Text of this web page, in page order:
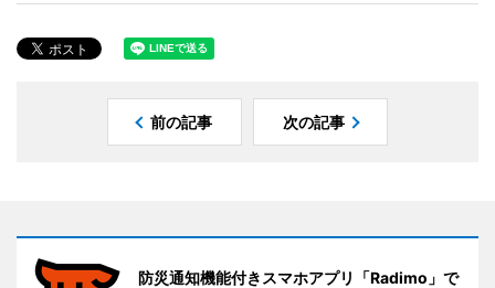
前の記事 次の記事
防災通知機能付きスマホアプリ「Radimo」で